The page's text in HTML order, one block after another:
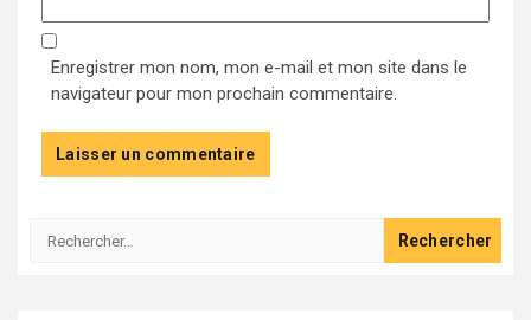
Enregistrer mon nom, mon e-mail et mon site dans le
navigateur pour mon prochain commentaire.
Rechercher :